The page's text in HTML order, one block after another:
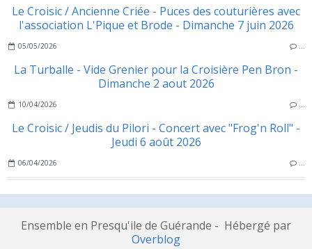
Le Croisic / Ancienne Criée - Puces des couturières avec
l'association L'Pique et Brode - Dimanche 7 juin 2026
05/05/2026 …
La Turballe - Vide Grenier pour la Croisière Pen Bron -
Dimanche 2 aout 2026
10/04/2026 …
Le Croisic / Jeudis du Pilori - Concert avec "Frog'n Roll" -
Jeudi 6 août 2026
06/04/2026 …
Ensemble en Presqu'ile de Guérande - Hébergé par
Overblog